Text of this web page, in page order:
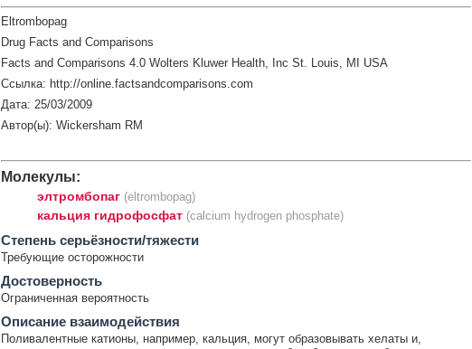
Eltrombopag
Drug Facts and Comparisons
Facts and Comparisons 4.0 Wolters Kluwer Health, Inc St. Louis, MI USA
Ссылка: http://online.factsandcomparisons.com
Дата: 25/03/2009
Автор(ы): Wickersham RM
Молекулы:
элтромбопаг (eltrombopag)
кальция гидрофосфат (calcium hydrogen phosphate)
Cтепень серьёзности/тяжести
Требующие осторожности
Достоверность
Ограниченная вероятность
Описание взаимодействия
Поливалентные катионы, например, кальция, могут образовывать хелаты и,